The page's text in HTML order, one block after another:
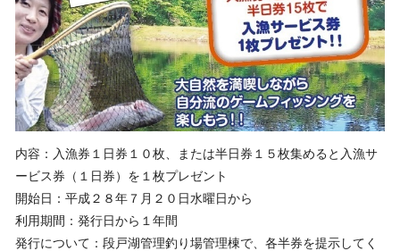
内容：入漁券１日券１０枚、または半日券１５枚集めると入漁サ
ービス券（１日券）を１枚プレゼント
開始日：平成２８年７月２０日水曜日から
利用期間：発行日から１年間
発行について：段戸湖管理釣り場管理棟で、各半券を提示してく